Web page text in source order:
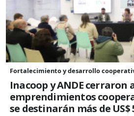
Fortalecimiento y desarrollo
Inacoop y ANDE cerraron
emprendimientos
se destinarán más de US$